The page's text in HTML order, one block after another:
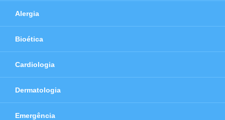
Alergia
Bioética
Cardiologia
Dermatologia
Emergência